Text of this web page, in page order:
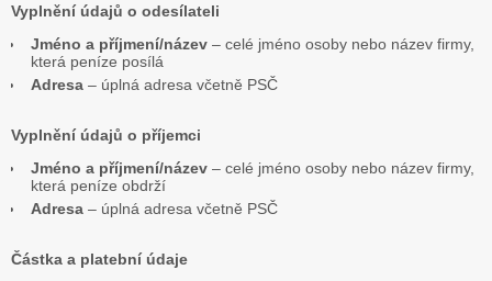
Vyplnění údajů o odesílateli
Jméno a příjmení/název – celé jméno osoby nebo název firmy,
která peníze posílá
Adresa – úplná adresa včetně PSČ
Vyplnění údajů o příjemci
Jméno a příjmení/název – celé jméno osoby nebo název firmy,
která peníze obdrží
Adresa – úplná adresa včetně PSČ
Částka a platební údaje